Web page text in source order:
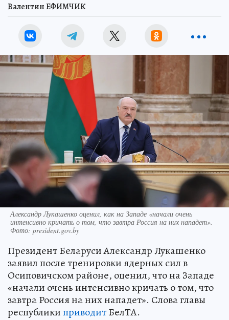
Валентин ЕФИМЧИК
Александр Лукашенко оценил, как на Западе «начали очень
интенсивно кричать о том, что завтра Россия на них нападет».
Фото: president.gov.by
Президент Беларуси Александр Лукашенко
заявил после тренировки ядерных сил в
Осиповичском районе, оценил, что на Западе
«начали очень интенсивно кричать о том, что
завтра Россия на них нападет». Слова главы
республикиприводитБелТА.